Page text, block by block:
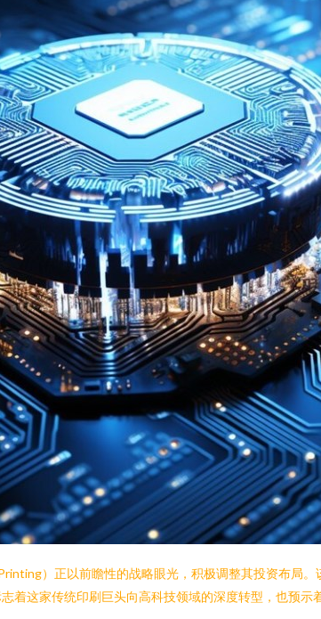
）正以前瞻性的战略眼光，积极调整其投资布局
这家传统印刷巨头向高科技领域的深度转型，也预示